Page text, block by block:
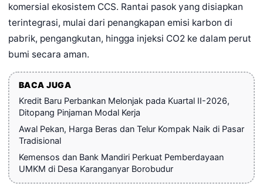
komersial ekosistem CCS. Rantai pasok yang disiapkan
terintegrasi, mulai dari penangkapan emisi karbon di
pabrik, pengangkutan, hingga injeksi CO2 ke dalam perut
bumi secara aman.
BACA JUGA
Kredit Baru Perbankan Melonjak pada Kuartal II-2026,
Ditopang Pinjaman Modal Kerja
Awal Pekan, Harga Beras dan Telur Kompak Naik di Pasar
Tradisional
Kemensos dan Bank Mandiri Perkuat Pemberdayaan
UMKM di Desa Karanganyar Borobudur